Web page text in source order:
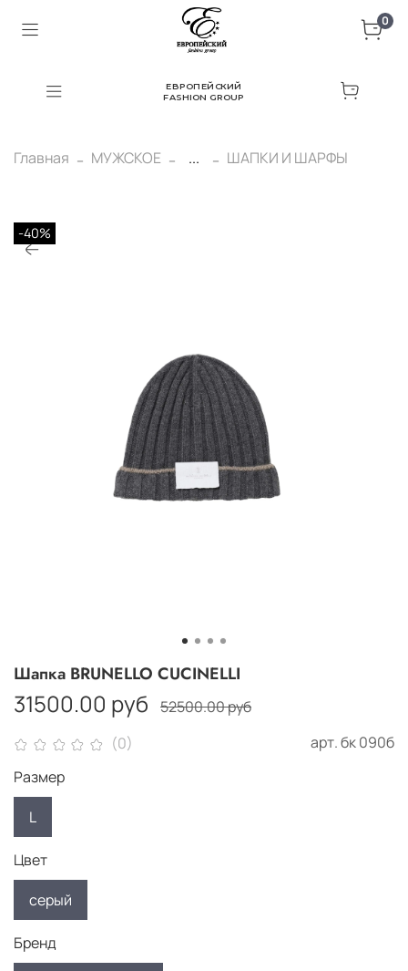
0
ЕВРОПЕЙСКИЙ
FASHION GROUP
Главная МУЖСКОЕ ... ШАПКИ И ШАРФЫ
-40%
(0) арт.бк 090б
Шапка BRUNELLO CUCINELLI
31500.00 руб 52500.00 руб
Размер
L
Цвет
серый
Бренд